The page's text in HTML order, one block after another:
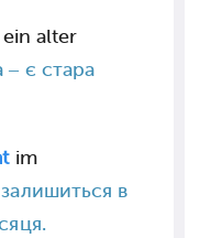
alter
є стара
im
в